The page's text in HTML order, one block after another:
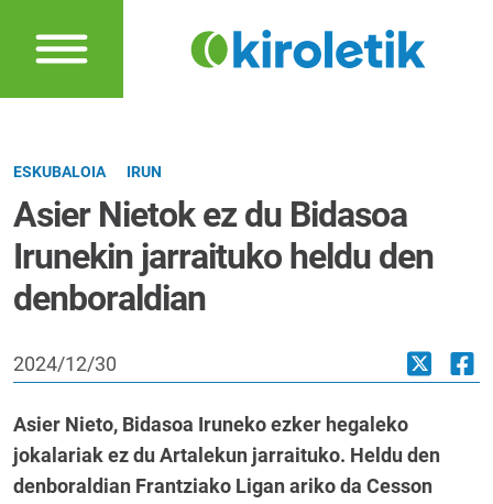
ESKUBALOIA IRUN
Asier Nietok ez du Bidasoa
Irunekin jarraituko heldu den
denboraldian
2024/12/30
Asier Nieto, Bidasoa Iruneko ezker hegaleko
jokalariak ez du Artalekun jarraituko. Heldu den
denboraldian Frantziako Ligan ariko da Cesson